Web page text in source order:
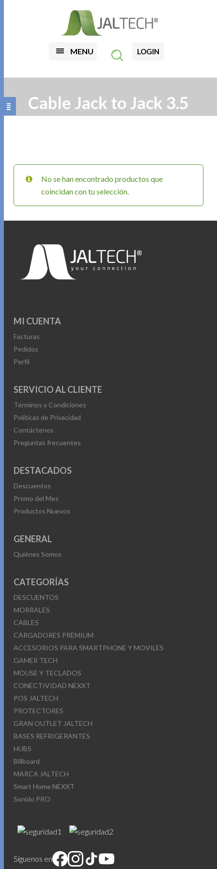
MENU LOGIN
Cable Jack to Jack 3.5
No se han encontrado productos que
coincidan con tu selección.
MI CUENTA
Facturas
Pedidos
Perfil
SERVICIO AL CLIENTE
Términos y Condiciones
Políticas de Privacidad
Contáctenos
Preguntas frecuentes
DESTACADOS
Descuentos
Promo del Mes
Productos Nuevos
GENERAL
Quiénes Somos
CATEGORÍAS
DESCUENTOS
MORRALES
CABLES
CARGADORES PREMIUM
ACCESORIOS PARA SMARTPHONE Y MOVILES
GAMER TECH
MOUSE Y TECLADOS
CONECTIVIDAD NEXXT
POS JALTECH
PROTECTORES
GRAN OUTLET JALTECH
BASES REFRIGERANTES
HUBS
Billboard
MARCA JALTECH
Smart Home NEXXT
Sonido PRO
Síguenos en